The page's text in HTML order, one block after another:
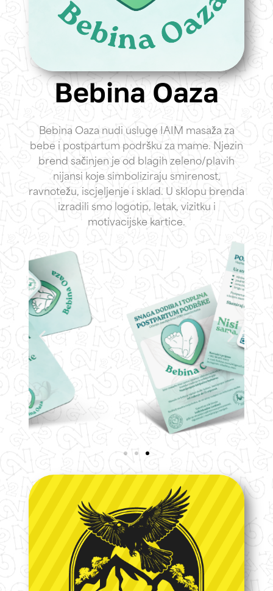
Bebina Oaza
Bebina Oaza nudi usluge IAIM masaža za
bebe i postpartum podršku za mame. Njezin
brend sačinjen je od blagih zeleno/plavih
nijansi koje simboliziraju smirenost,
ravnotežu, iscjeljenje i sklad. U sklopu brenda
izradili smo logotip, letak, vizitku i
motivacijske kartice.